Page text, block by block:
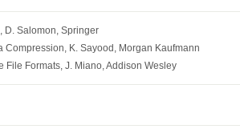
D. Salomon, Springer
Compression, K. Sayood, Morgan Kaufmann
File Formats, J. Miano, Addison Wesley